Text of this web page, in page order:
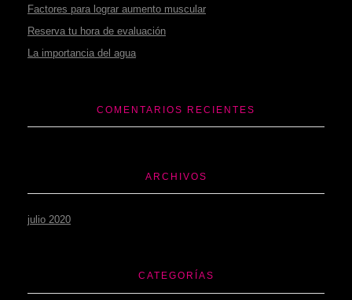
Factores para lograr aumento muscular
Reserva tu hora de evaluación
La importancia del agua
COMENTARIOS RECIENTES
ARCHIVOS
julio 2020
CATEGORÍAS